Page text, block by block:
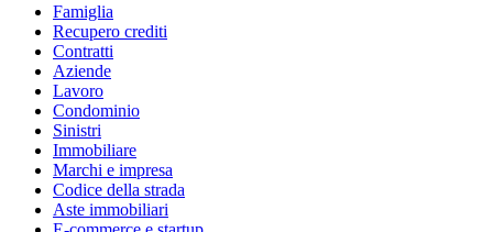
Famiglia
Recupero crediti
Contratti
Aziende
Lavoro
Condominio
Sinistri
Immobiliare
Marchi e impresa
Codice della strada
Aste immobiliari